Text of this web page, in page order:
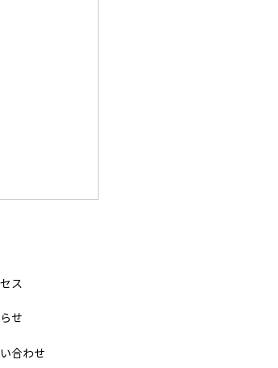
りませんで
いました。
を見て、
いました
ス
せ
合わせ